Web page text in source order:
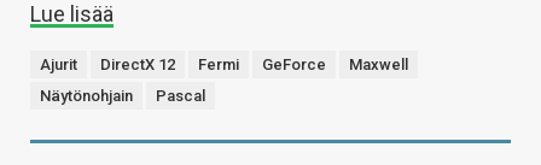
Lue lisää
Ajurit DirectX 12 Fermi GeForce
Maxwell
Näytönohjain
Pascal